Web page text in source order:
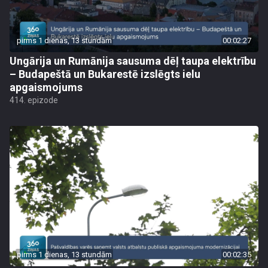
pirms 1 dienas, 13 stundām 00:02:27
Ungārija un Rumānija sausuma dēļ taupa elektrību
– Budapeštā un Bukarestē izslēgts ielu
apgaismojums
414. epizode
pirms 1 dienas, 13 stundām 00:02:35